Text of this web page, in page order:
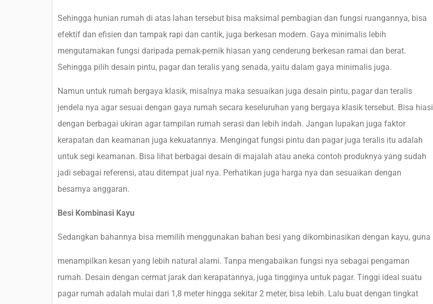
Sehingga hunian rumah di atas lahan tersebut bisa maksimal pembagian dan fungsi ruangannya, bisa
efektif dan efisien dan tampak rapi dan cantik, juga berkesan modern. Gaya minimalis lebih
mengutamakan fungsi daripada pernak-pernik hiasan yang cenderung berkesan ramai dan berat.
Sehingga pilih desain pintu, pagar dan teralis yang senada, yaitu dalam gaya minimalis juga.
Namun untuk rumah bergaya klasik, misalnya maka sesuaikan juga desain pintu, pagar dan teralis
jendela nya agar sesuai dengan gaya rumah secara keseluruhan yang bergaya klasik tersebut. Bisa hiasi
dengan berbagai ukiran agar tampilan rumah serasi dan lebih indah. Jangan lupakan juga faktor
kerapatan dan keamanan juga kekuatannya. Mengingat fungsi pintu dan pagar juga teralis itu adalah
untuk segi keamanan. Bisa lihat berbagai desain di majalah atau aneka contoh produknya yang sudah
jadi sebagai referensi, atau ditempat jual nya. Perhatikan juga harga nya dan sesuaikan dengan
besarnya anggaran.
Besi Kombinasi Kayu
Sedangkan bahannya bisa memilih menggunakan bahan besi yang dikombinasikan dengan kayu, guna
menampilkan kesan yang lebih natural alami. Tanpa mengabaikan fungsi nya sebagai pengaman
rumah. Desain dengan cermat jarak dan kerapatannya, juga tingginya untuk pagar. Tinggi ideal suatu
pagar rumah adalah mulai dari 1,8 meter hingga sekitar 2 meter, bisa lebih. Lalu buat dengan tingkat